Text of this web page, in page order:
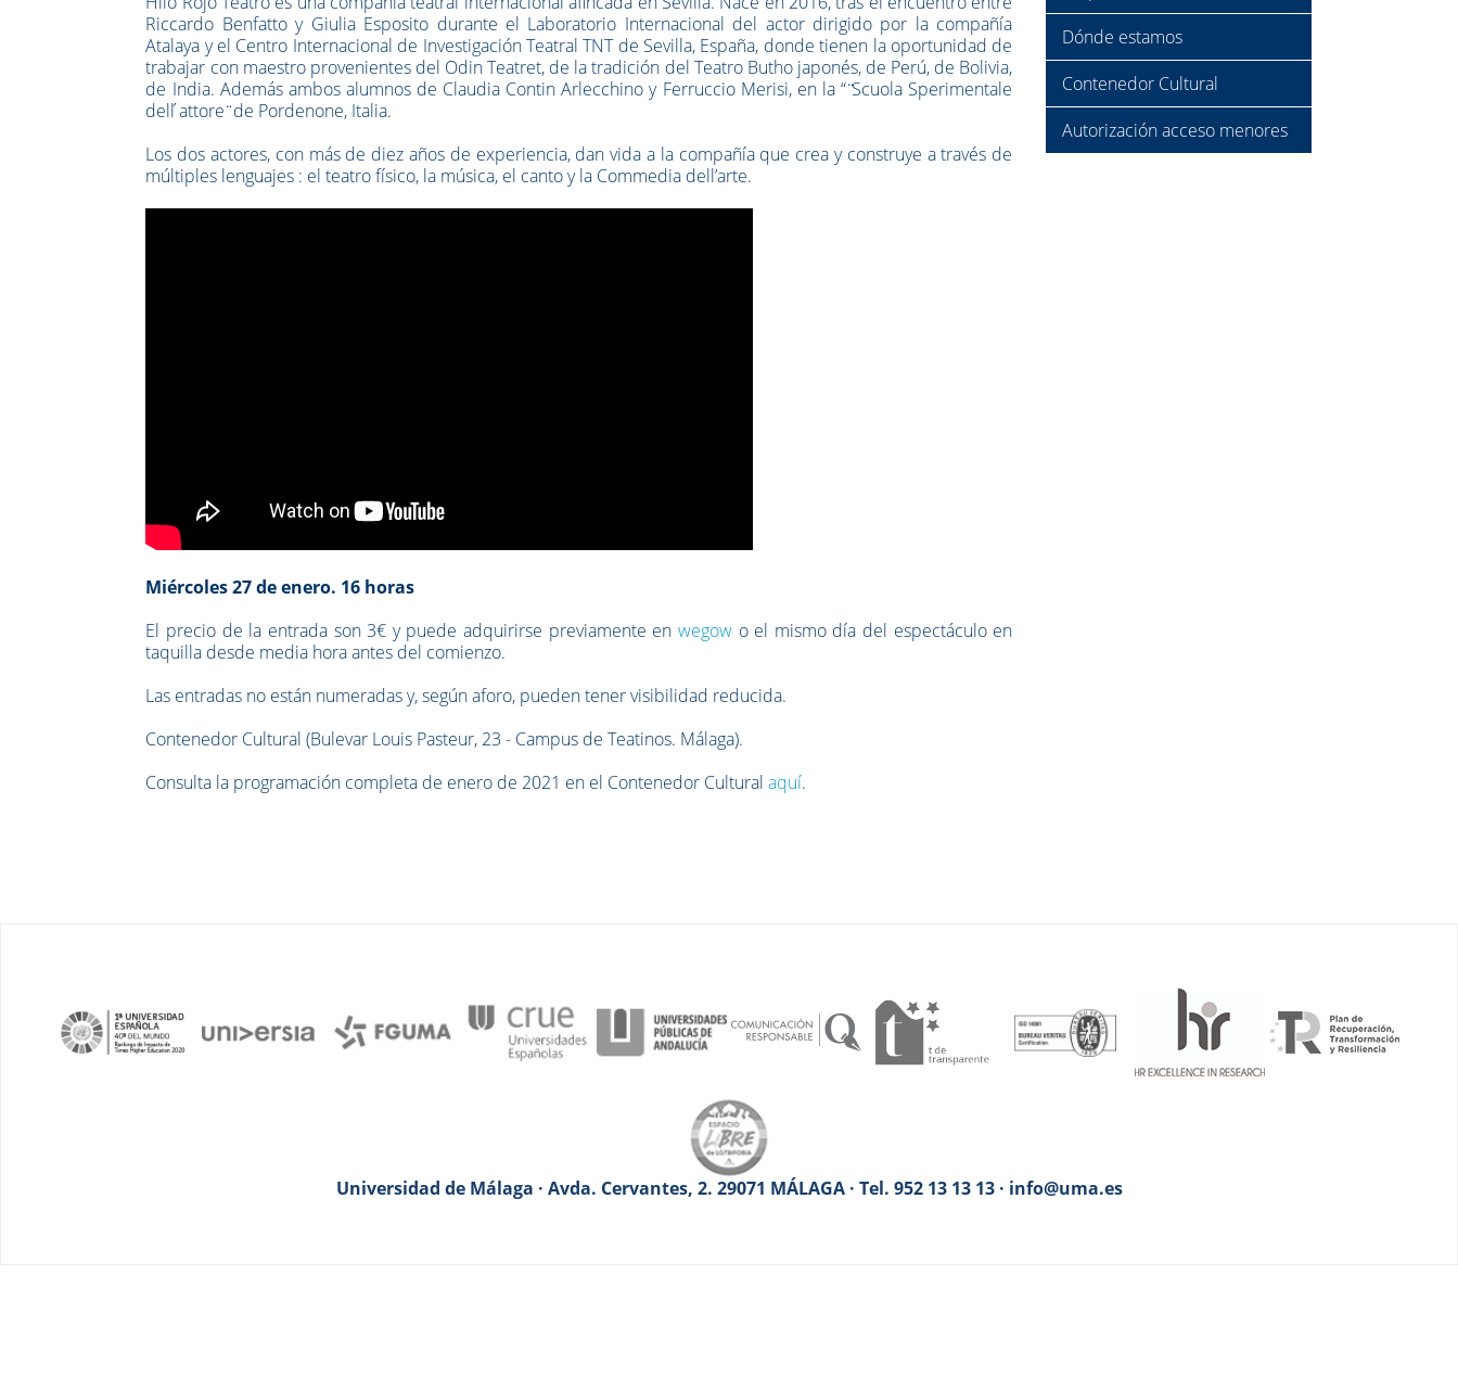
Riccardo Benfatto y Giulia Esposito durante el Laboratorio Internacional del actor dirigido por la compañía
Atalaya y el Centro Internacional de Investigación Teatral TNT de Sevilla, España, donde tienen la oportunidad de
trabajar con maestro provenientes del Odin Teatret, de la tradición del Teatro Butho japonés, de Perú, de Bolivia,
de India. Además ambos alumnos de Claudia Contin Arlecchino y Ferruccio Merisi, en la “ ̈Scuola Sperimentale
dell ́attore ̈ de Pordenone, Italia.
Los dos actores, con más de diez años de experiencia, dan vida a la compañía que crea y construye a través de
múltiples lenguajes : el teatro físico, la música, el canto y la Commedia dell’arte.
Miércoles 27 de enero. 16 horas
El precio de la entrada son 3€ y puede adquirirse previamente en wegowo el mismo día del espectáculo en
taquilla desde media hora antes del comienzo.
Las entradas no están numeradas y, según aforo, pueden tener visibilidad reducida.
Contenedor Cultural (Bulevar Louis Pasteur, 23 - Campus de Teatinos. Málaga).
Consulta la programación completa de enero de 2021 en el Contenedor Culturalaquí.
Dónde estamos
Contenedor Cultural
Autorización acceso menores
Universidad de Málaga · Avda. Cervantes, 2. 29071 MÁLAGA · Tel. 952 13 13 13 · info@uma.es